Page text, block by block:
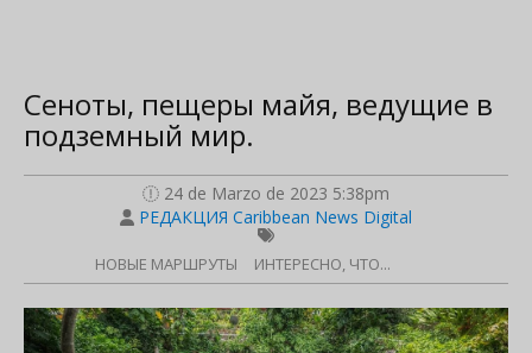
Cеноты, пещеры майя, ведущие в
подземный мир.
24 de Marzo de 2023 5:38pm
РЕДАКЦИЯ Caribbean News Digital
НОВЫЕ МАРШРУТЫ ИНТЕРЕСНО, ЧТО...